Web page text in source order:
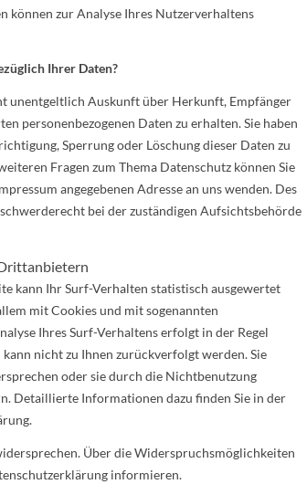
können zur Analyse Ihres Nutzerverhaltens
Ihrer Daten?
unentgeltlich Auskunft über Herkunft, Empfänger
personenbezogenen Daten zu erhalten. Sie haben
Sperrung oder Löschung dieser Daten zu
Fragen zum Thema Datenschutz können Sie
angegebenen Adresse an uns wenden. Des
bei der zuständigen Aufsichtsbehörde
kann Ihr Surf-Verhalten statistisch ausgewertet
mit Cookies und mit sogenannten
Ihres Surf-Verhaltens erfolgt in der Regel
nicht zu Ihnen zurückverfolgt werden. Sie
oder sie durch die Nichtbenutzung
Detaillierte Informationen dazu finden Sie in der
Über die Widerspruchsmöglichkeiten
informieren.